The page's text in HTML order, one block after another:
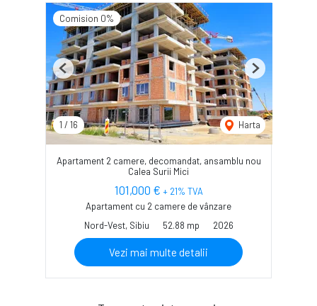
Comision 0%
1 / 16 Harta
Previous Next
Apartament 2 camere, decomandat, ansamblu nou
Calea Surii Mici
101,000 € + 21% TVA
Apartament cu 2 camere de vânzare
Nord-Vest, Sibiu
52.88 mp 2026
Vezi mai multe detalii